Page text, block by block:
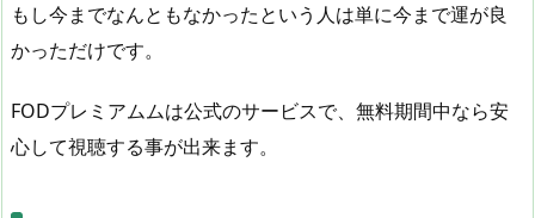
もし今までなんともなかったという人は単に今まで運が良
かっただけです。
FODプレミアムムは公式のサービスで、無料期間中なら安
心して視聴する事が出来ます。